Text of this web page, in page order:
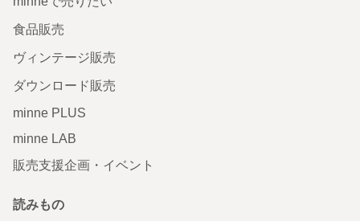
食品販売
ヴィンテージ販売
ダウンロード販売
minne PLUS
minne LAB
販売支援企画・イベント
読みもの